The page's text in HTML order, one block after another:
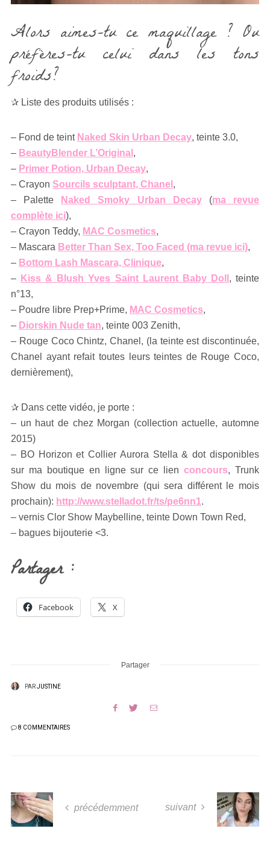
Alors aimes-tu ce maquillage ? Ou
préfères-tu celui dans les tons
froids?
✰ Liste des produits utilisés :
– Fond de teint Naked Skin Urban Decay, teinte 3.0,
– BeautyBlender L’Original ,
– Primer Potion, Urban Decay,
– Crayon Sourcils sculptant, Chanel ,
– Palette
Naked Smoky Urban Decay(ma revue
complète ici),
– Crayon Teddy, MAC Cosmetics,
– Mascara Better Than Sex, Too Faced (ma revue ici),
– Bottom Lash Mascara, Clinique,
– Kiss & Blush Yves Saint Laurent Baby Doll , teinte
n°13,
– Poudre libre Prep+Prime, MAC Cosmetics,
– Diorskin Nude tan, teinte 003 Zenith,
– Rouge Coco Chintz, Chanel, (la teinte est discontinuée,
Chanel ayant refait toutes leurs teintes de Rouge Coco,
dernièrement),
✰ Dans cette vidéo, je porte :
– un haut de chez Morgan (collection actuelle, automne
2015)
– BO Horizon et Collier Aurora Stella & dot disponibles
sur ma boutique en ligne sur ce lienconcours, Trunk
Show du mois de novembre (qui sera différent le mois
prochain): http://www.stelladot.fr/ts/pe6nn1.
– vernis Clor Show Maybelline, teinte Down Town Red,
– bagues bijouterie <3.
Partager :
Facebook X
Partager
PARJUSTINE
8 COMMENTAIRES
précédemment suivant